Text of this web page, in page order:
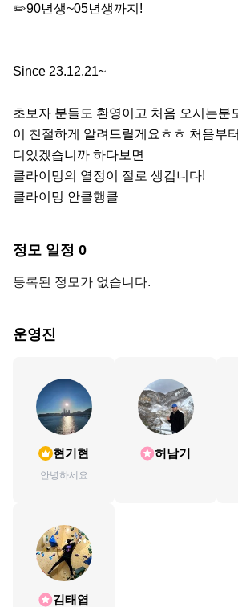
✏️90년생~05년생까지!
Since 23.12.21~
초보자 분들도 환영이고 처음 오시는분
이 친절하게 알려드릴게요ㅎㅎ 처음부
디있겠습니까 하다보면
클라이밍의 열정이 절로 생깁니다!
클라이밍 안클행클
정모 일정 0
등록된 정모가 없습니다.
운영진
현기현
안녕하세요
허남기
김태엽